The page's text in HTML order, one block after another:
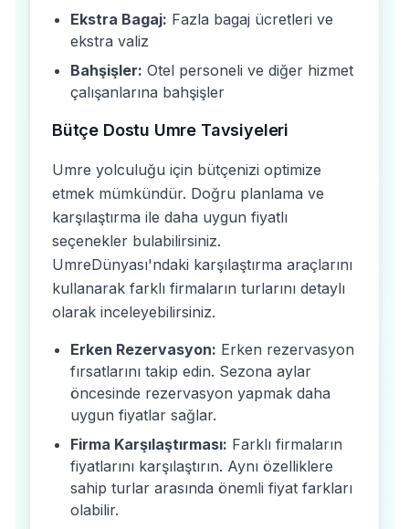
Ekstra Bagaj: Fazla bagaj ücretleri ve
ekstra valiz
Bahşişler: Otel personeli ve diğer hizmet
çalışanlarına bahşişler
Bütçe Dostu Umre Tavsiyeleri
Umre yolculuğu için bütçenizi optimize
etmek mümkündür. Doğru planlama ve
karşılaştırma ile daha uygun fiyatlı
seçenekler bulabilirsiniz.
UmreDünyası'ndaki karşılaştırma araçlarını
kullanarak farklı firmaların turlarını detaylı
olarak inceleyebilirsiniz.
Erken Rezervasyon: Erken rezervasyon
fırsatlarını takip edin. Sezona aylar
öncesinde rezervasyon yapmak daha
uygun fiyatlar sağlar.
Firma Karşılaştırması: Farklı firmaların
fiyatlarını karşılaştırın. Aynı özelliklere
sahip turlar arasında önemli fiyat farkları
olabilir.